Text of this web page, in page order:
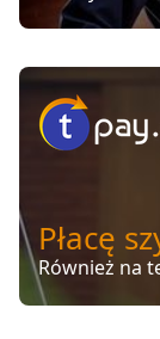
Płacę
Również na